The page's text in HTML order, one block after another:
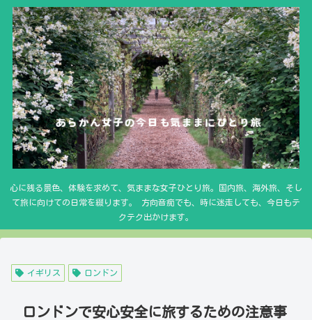
心に残る景色、体験を求めて、気ままな女子ひとり旅。国内旅、海外旅、そし
て旅に向けての日常を綴ります。 方向音痴でも、時に迷走しても、今日もテ
クテク出かけます。
イギリス ロンドン
ロンドンで安心安全に旅するための注意事